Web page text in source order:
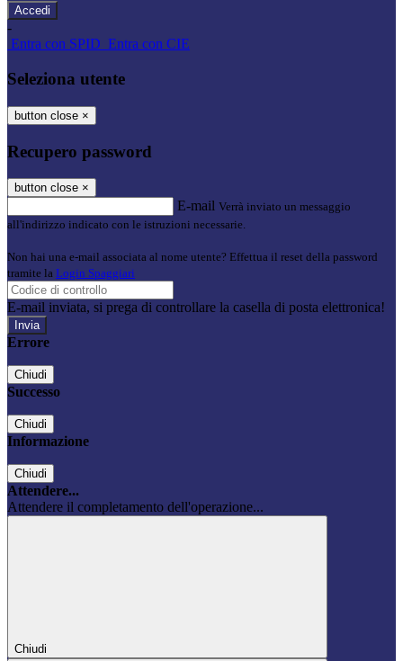
-
Entra con SPID Entra con CIE
Seleziona utente
button close ×
Recupero password
button close ×
E-mail Verrà inviato un messaggio
all'indirizzo indicato con le istruzioni necessarie.
Non hai una e-mail associata al nome utente? Effettua il reset della password
tramite la Login Spaggiari
E-mail inviata, si prega di controllare la casella di posta elettronica!
Errore
Chiudi
Successo
Chiudi
Informazione
Chiudi
Attendere...
Attendere il completamento dell'operazione...
Chiudi